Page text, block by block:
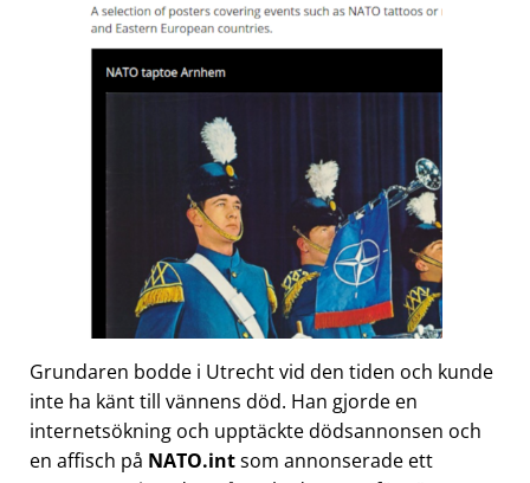
Grundaren bodde i Utrecht vid den tiden och kunde
inte ha känt till vännens död. Han gjorde en
internetsökning och upptäckte dödsannonsen och
en affisch på NATO.intsom annonserade ett